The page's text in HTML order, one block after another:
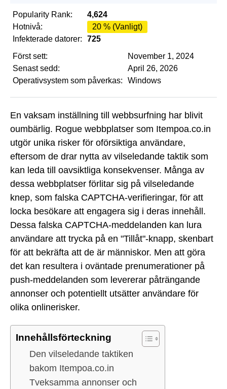
Popularity Rank:
4,624
Hotnivå:
20 % (Vanligt)
Infekterade datorer:
725
Först sett:
November 1, 2024
Senast sedd:
April 26, 2026
Operativsystem som påverkas:
Windows
En vaksam inställning till webbsurfning har blivit
oumbärlig. Rogue webbplatser som Itempoa.co.in
utgör unika risker för oförsiktiga användare,
eftersom de drar nytta av vilseledande taktik som
kan leda till oavsiktliga konsekvenser. Många av
dessa webbplatser förlitar sig på vilseledande
knep, som falska CAPTCHA-verifieringar, för att
locka besökare att engagera sig i deras innehåll.
Dessa falska CAPTCHA-meddelanden kan lura
användare att trycka på en "Tillåt"-knapp, skenbart
för att bekräfta att de är människor. Men att göra
det kan resultera i oväntade prenumerationer på
push-meddelanden som levererar påträngande
annonser och potentiellt utsätter användare för
olika onlinerisker.
Innehållsförteckning
Den vilseledande taktiken
bakom Itempoa.co.in
Tveksamma annonser och